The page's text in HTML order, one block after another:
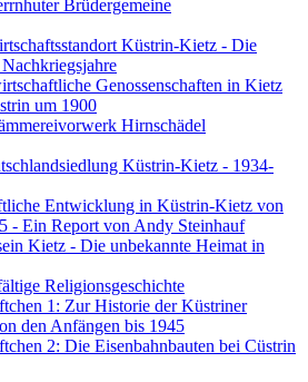
Brüdergemeine
Küstrin-Kietz - Die
Genossenschaften in Kietz
um 1900
Hirnschädel
Küstrin-Kietz - 1934-
Entwicklung in Küstrin-Kietz von
- Ein Report von Andy Steinhauf
Kietz - Die unbekannte Heimat in
Religionsgeschichte
1: Zur Historie der Küstriner
den Anfängen bis 1945
2: Die Eisenbahnbauten bei Cüstrin